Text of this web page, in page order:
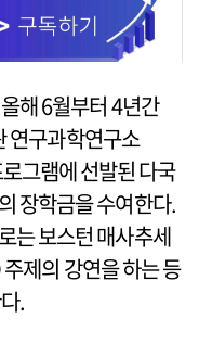
해 6월부터 4년간
연구과학연구소
그램에 선발된 다국
장학금을 수여한다.
는 보스턴 매사추세
제의 강연을 하는 등
.